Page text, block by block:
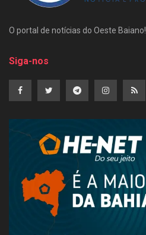
O portal de notícias do Oeste Baiano!
Siga-nos